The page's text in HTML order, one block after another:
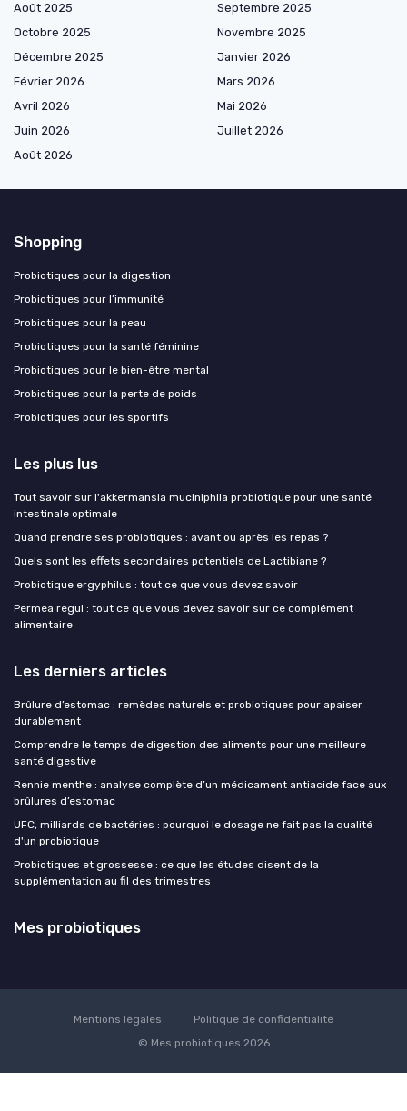
Août 2025
Septembre 2025
Octobre 2025
Novembre 2025
Décembre 2025
Janvier 2026
Février 2026
Mars 2026
Avril 2026
Mai 2026
Juin 2026
Juillet 2026
Août 2026
Shopping
Probiotiques pour la digestion
Probiotiques pour l’immunité
Probiotiques pour la peau
Probiotiques pour la santé féminine
Probiotiques pour le bien-être mental
Probiotiques pour la perte de poids
Probiotiques pour les sportifs
Les plus lus
Tout savoir sur l'akkermansia muciniphila probiotique pour une santé
intestinale optimale
Quand prendre ses probiotiques : avant ou après les repas ?
Quels sont les effets secondaires potentiels de Lactibiane ?
Probiotique ergyphilus : tout ce que vous devez savoir
Permea regul : tout ce que vous devez savoir sur ce complément
alimentaire
Les derniers articles
Brûlure d’estomac : remèdes naturels et probiotiques pour apaiser
durablement
Comprendre le temps de digestion des aliments pour une meilleure
santé digestive
Rennie menthe : analyse complète d’un médicament antiacide face aux
brûlures d’estomac
UFC, milliards de bactéries : pourquoi le dosage ne fait pas la qualité
d'un probiotique
Probiotiques et grossesse : ce que les études disent de la
supplémentation au fil des trimestres
Mes probiotiques
Mentions légales
Politique de confidentialité
© Mes probiotiques 2026